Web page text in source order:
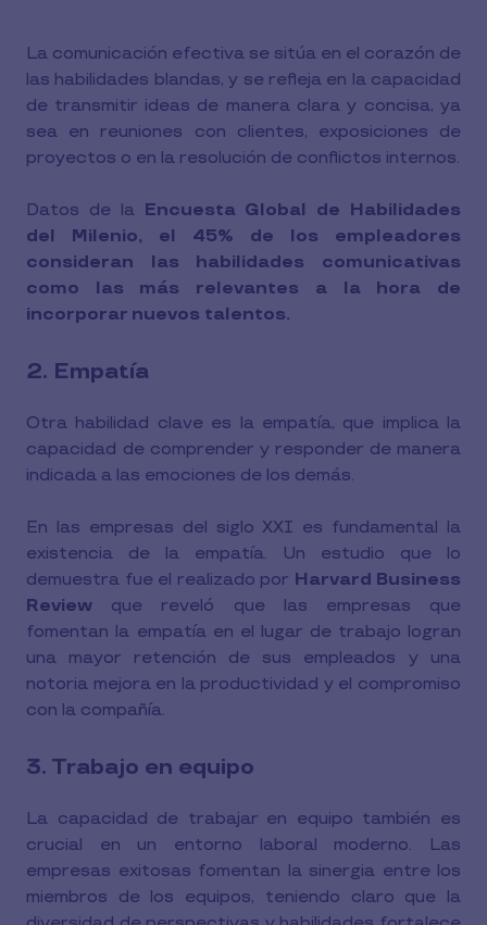
La comunicación efectiva se sitúa en el corazón de
las habilidades blandas, y se refleja en la capacidad
de transmitir ideas de manera clara y concisa, ya
sea en reuniones con clientes, exposiciones de
proyectos o en la resolución de conflictos internos.
Datos de laEncuesta Global de Habilidades
del Milenio, el 45% de los empleadores
consideran las habilidades comunicativas
como las más relevantes a la hora de
incorporar nuevos talentos.
2. Empatía
Otra habilidad clave es la empatía, que implica la
capacidad de comprender y responder de manera
indicada a las emociones de los demás.
En las empresas del siglo XXI es fundamental la
existencia de la empatía. Un estudio que lo
demuestra fue el realizado por Harvard Business
Review que reveló que las empresas que
fomentan la empatía en el lugar de trabajo logran
una mayor retención de sus empleados y una
notoria mejora en la productividad y el compromiso
con la compañía.
3. Trabajo en equipo
La capacidad de trabajar en equipo también es
crucial en un entorno laboral moderno. Las
empresas exitosas fomentan la sinergia entre los
miembros de los equipos, teniendo claro que la